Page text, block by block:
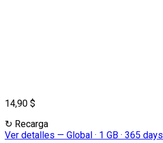
14,90 $
↻ Recarga
Ver detalles — Global · 1 GB · 365 days